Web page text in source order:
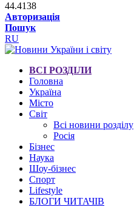
44.4138
Авторизація
Пошук
RU
ВСІ РОЗДІЛИ
Головна
Україна
Місто
Світ
Всі новини розділу
Росія
Бізнес
Наука
Шоу-бізнес
Спорт
Lifestyle
БЛОГИ ЧИТАЧІВ